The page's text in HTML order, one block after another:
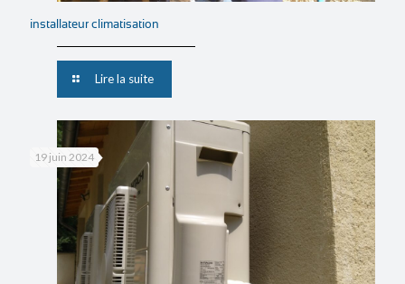
installateur climatisation
Lire la suite
19 juin 2024